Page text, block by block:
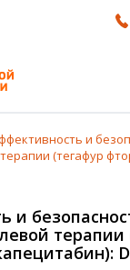
и
(тегафур
и
терапии